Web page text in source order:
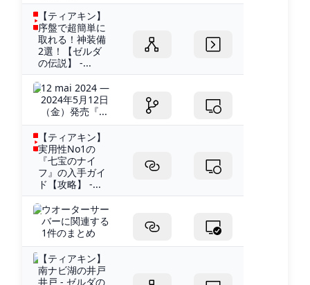
【ティアキン】
序盤で超簡単に
取れる！神装備
2選！【ゼルダ
の伝説】 -...
12 mai 2024 —
2024年5月12日
（金）発売『...
【ティアキン】
実用性No1の
『七宝のナイ
フ』の入手ガイ
ド【攻略】 -...
ウオーターサー
バーに関連する
1件のまとめ
【ティアキン】
南ナビ湖の井戸
井戸 - ゼルダの